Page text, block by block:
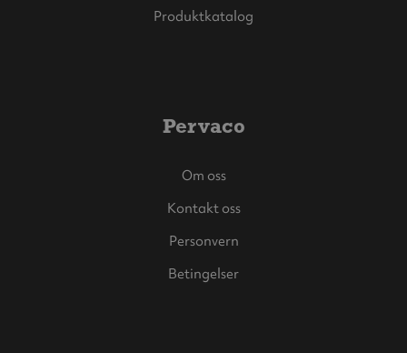
Produktkatalog
Pervaco
Om oss
Kontakt oss
Personvern
Betingelser